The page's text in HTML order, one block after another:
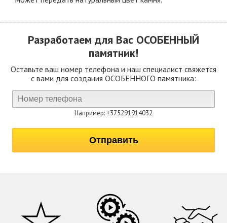
Разработаем для Вас ОСОБЕННЫЙ
памятник!
Оставьте ваш номер телефона и наш специалист свяжется
с вами для создания ОСОБЕННОГО памятника:
Например: +375291914032